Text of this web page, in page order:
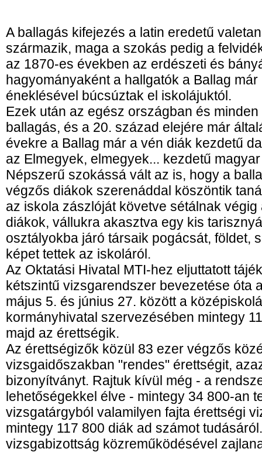
A ballagás kifejezés a latin eredetű
származik, maga a szokás pedig a
az 1870-es években az erdészeti és
hagyományaként a hallgatók a Ballag
éneklésével búcsúztak el iskolájuktól.
Ezek után az egész országban és
ballagás, és a 20. század elejére már
évekre a Ballag már a vén diák kezdetű
az Elmegyek, elmegyek... kezdetű
Népszerű szokássá vált az is, hogy a
végzős diákok szerenáddal köszöntik
az iskola zászlóját követve sétálnak
diákok, vállukra akasztva egy kis
osztályokba járó társaik pogácsát, földet,
képet tettek az iskoláról.
Az Oktatási Hivatal MTI-hez eljuttatott
kétszintű vizsgarendszer bevezetése óta
május 5. és június 27. között a
kormányhivatal szervezésében mintegy
majd az érettségik.
Az érettségizők közül 83 ezer végzős
vizsgaidőszakban "rendes" érettségit,
bizonyítványt. Rajtuk kívül még - a
lehetőségekkel élve - mintegy 34 800-an
vizsgatárgyból valamilyen fajta érettségi
mintegy 117 800 diák ad számot
vizsgabizottság közreműködésével